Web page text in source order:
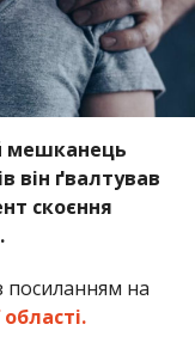
мешканець
він ґвалтував
скоєння
посиланням на